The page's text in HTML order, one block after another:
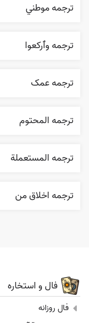
ترجمه موطني
ترجمه وٱرکعوا
ترجمه عمک
ترجمه المحتوم
ترجمه المستعملة
ترجمه اخلاق من
فال و استخاره
فال روزانه